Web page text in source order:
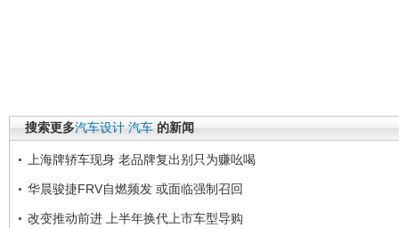
搜索更多汽车设计 汽车 的新闻
上海牌轿车现身 老品牌复出别只为赚吆喝
华晨骏捷FRV自燃频发 或面临强制召回
改变推动前进 上半年换代上市车型导购